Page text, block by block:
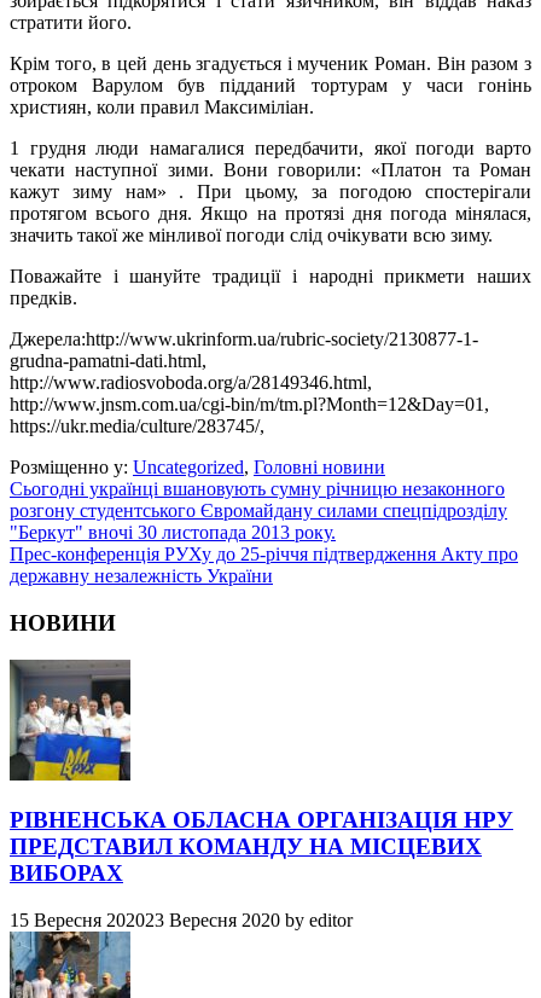
стратити його.
Крім того, в цей день згадується і мученик Роман. Він разом з
отроком Варулом був підданий тортурам у часи гонінь
християн, коли правил Максиміліан.
1 грудня люди намагалися передбачити, якої погоди варто
чекати наступної зими. Вони говорили: «Платон та Роман
кажут зиму нам» . При цьому, за погодою спостерігали
протягом всього дня. Якщо на протязі дня погода мінялася,
значить такої же мінливої погоди слід очікувати всю зиму.
Поважайте і шануйте традиції і народні прикмети наших
предків.
Джерела:http://www.ukrinform.ua/rubric-society/2130877-1-
grudna-pamatni-dati.html,
http://www.radiosvoboda.org/a/28149346.html,
http://www.jnsm.com.ua/cgi-bin/m/tm.pl?Month=12&Day=01,
https://ukr.media/culture/283745/,
Розміщенно у: Uncategorized, Головні новини
Сьогодні українці вшановують сумну річницю незаконного
розгону студентського Євромайдану силами спецпідрозділу
"Беркут" вночі 30 листопада 2013 року.
Прес-конференція РУХу до 25-річчя підтвердження Акту про
державну незалежність України
НОВИНИ
РІВНЕНСЬКА ОБЛАСНА ОРГАНІЗАЦІЯ НРУ
ПРЕДСТАВИЛ КОМАНДУ НА МІСЦЕВИХ
ВИБОРАХ
15 Вересня 202023 Вересня 2020 by editor